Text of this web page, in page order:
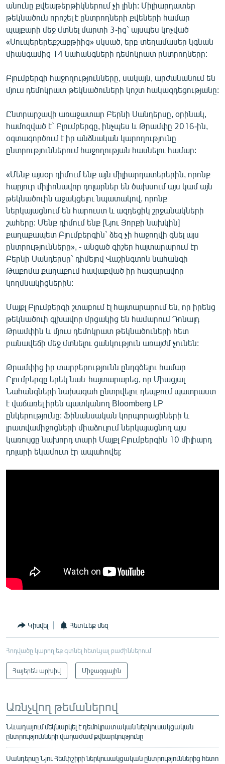
անունը քվեաթերթիկներում չի լինի: Միլիարդատեր
թեկնածուն որոշել է ընտրողների քվեների համար
պայքարի մեջ մտնել մարտի 3-ից` այսպես կոչված
«Սուպերերեքշաբթիից» սկսած, երբ տեղամասեր կգնան
միանգամից 14 նահանգների դեմոկրատ ընտրողները:
Բլումբերգի հաջողությունները, սակայն, արժանանում են
մյուս դեմոկրատ թեկնածուների կոշտ հակազդեցությանը:
Ընտրարշավի առաջատար Բերնի Սանդերսը, օրինակ,
համոզված է` Բլումբերգը, ինչպես և Թրամփը 2016-ին,
օգտագործում է իր անձնական կարողությունը
ընտրություններում հաջողության հասնելու համար:
«Մենք այսօր դիմում ենք այն միլիարդատերերին, որոնք
հարյուր միլիոնավոր դոլարներ են ծախսում այս կամ այն
թեկնածուին աջակցելու նպատակով, որոնք
ներկայացնում են հարուստ և ազդեցիկ շրջանակների
շահերը: Մենք դիմում ենք [Նյու Յորքի նախկին]
քաղաքապետ Բլումբերգին` ձեզ չի հաջողվի գնել այս
ընտրությունները», - անցած գիշեր հայտարարում էր
Բերնի Սանդերսը` դիմելով Վաշինգտոն նահանգի
Թաքոմա քաղաքում հավաքված իր հազարավոր
կողմնակիցներին:
Մայքլ Բլումբերգի շտաբում էլ հայտարարում են, որ իրենց
թեկնածուի գլխավոր մրցակից են համարում Դոնալդ
Թրամփին և մյուս դեմոկրատ թեկնածուների հետ
բանավեճի մեջ մտնելու ցանկություն առայժմ չունեն:
Թրամփից իր տարբերությունն ընդգծելու համար
Բլումբերգը երեկ նաև հայտարարեց, որ Միացյալ
Նահանգների նախագահ ընտրվելու դեպքում պատրաստ
է վաճառել իրեն պատկանող Bloomberg LP
ընկերությունը: Ֆինանսական կորպորացիների և
լրատվամիջոցների միաձուլում ներկայացնող այս
կառույցը նախորդ տարի Մայքլ Բլումբերգին 10 միլիարդ
դոլարի եկամուտ էր ապահովել:
Կիսվել Հետևեք մեզ
Հոդվածը կարող եք գտնել հետևյալ բաժիններում
Հայերեն արխիվ Միջազգային
Առնչվող թեմաներով
Նևադայում մեկնարկել է դեմոկրատական ներկուսակցական
ընտրությունների վաղաժամ քվեարկությունը
Սանդերսը Նյու Հեմփշիրի ներկուսակցական ընտրություններից հետո